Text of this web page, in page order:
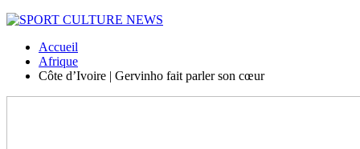
Accueil
Afrique
Côte d’Ivoire | Gervinho fait parler son cœur